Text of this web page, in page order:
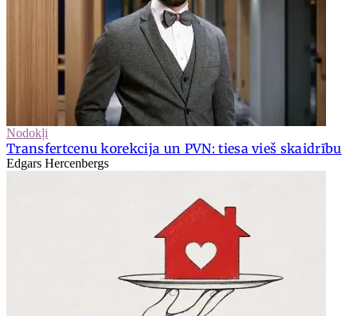
Nodokļi
Transfertcenu korekcija un PVN: tiesa vieš skaidrību
Edgars Hercenbergs